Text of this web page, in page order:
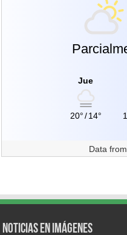
Jue
20°/14°
Data
Noticias en Imágenes